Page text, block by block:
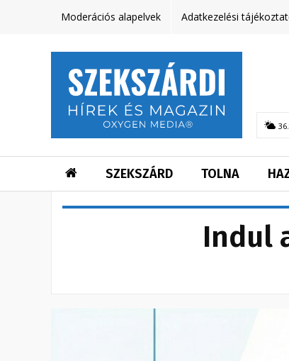
Moderációs alapelvek Adatkezelési
SZEKSZÁRD TOLNA
Indul